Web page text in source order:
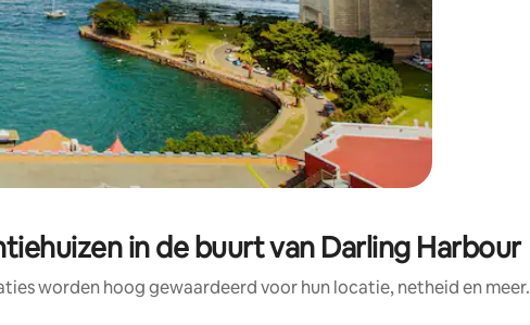
in de buurt van Darling Harbour
worden hoog gewaardeerd voor hun locatie, netheid en meer.